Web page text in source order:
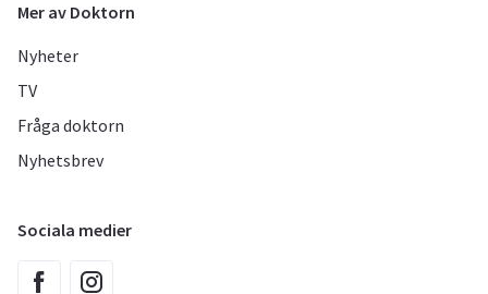
Mer av Doktorn
Nyheter
TV
Fråga doktorn
Nyhetsbrev
Sociala medier